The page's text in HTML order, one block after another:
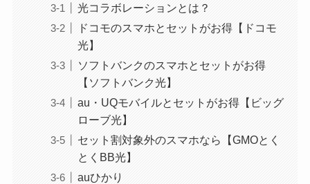
光コラボレーションとは？
ドコモのスマホとセットがお得【ドコモ
光】
ソフトバンクのスマホとセットがお得
【ソフトバンク光】
au・UQモバイルとセットがお得【ビッグ
ローブ光】
セット割対象外のスマホなら【GMOとく
とくBB光】
auひかり